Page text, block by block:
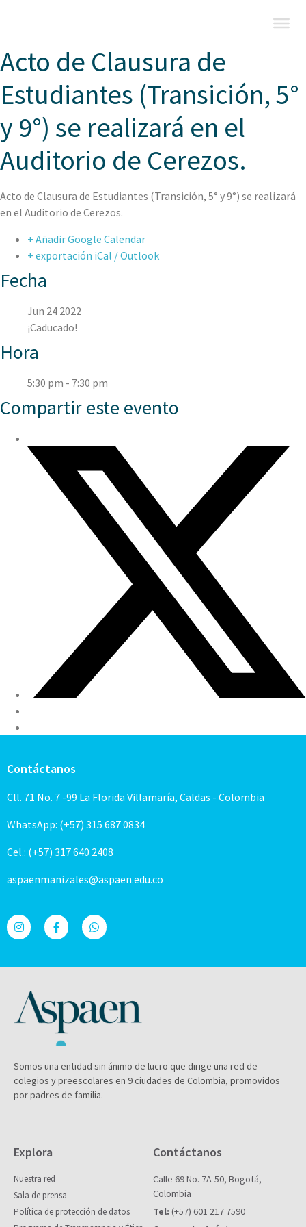
Acto de Clausura de
Estudiantes (Transición, 5°
y 9°) se realizará en el
Auditorio de Cerezos.
Acto de Clausura de Estudiantes (Transición, 5° y 9°) se realizará
en el Auditorio de Cerezos.
+ Añadir Google Calendar
+ exportación iCal / Outlook
Fecha
Jun 24 2022
¡Caducado!
Hora
5:30 pm - 7:30 pm
Compartir este evento
Contáctanos
Cll. 71 No. 7 -99 La Florida Villamaría, Caldas - Colombia
WhatsApp: (+57) 315 687 0834
Cel.: (+57) 317 640 2408
aspaenmanizales@aspaen.edu.co
Somos una entidad sin ánimo de lucro que dirige una red de
colegios y preescolares en 9 ciudades de Colombia, promovidos
por padres de familia.
Explora
Nuestra red
Sala de prensa
Política de protección de datos
Contáctanos
Calle 69 No. 7A-50, Bogotá,
Colombia
Tel: (+57) 601 217 7590